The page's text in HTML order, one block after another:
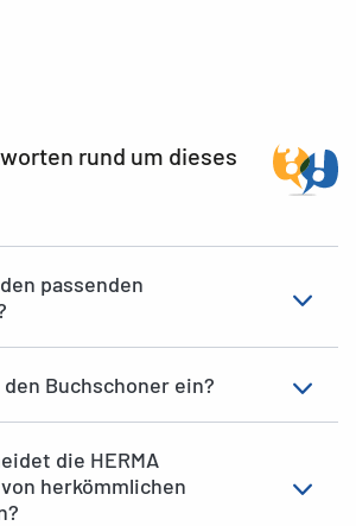
rund um dieses
passenden
Buchschoner ein?
die HERMA
herkömmlichen